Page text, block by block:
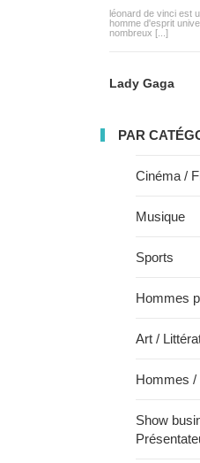
léonard de vinci est
homme d'esprit
nombreux [...]
Lady Gaga
PAR
Cinéma /
Musique
Sports
Hommes
Art /
Hommes /
Show